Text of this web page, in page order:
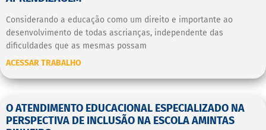
Considerando a educação como um direito e importante ao
desenvolvimento de todas ascrianças, independente das
dificuldades que as mesmas possam
ACESSAR TRABALHO
O ATENDIMENTO EDUCACIONAL ESPECIALIZADO NA
PERSPECTIVA DE INCLUSÃO NA ESCOLA AMINTAS